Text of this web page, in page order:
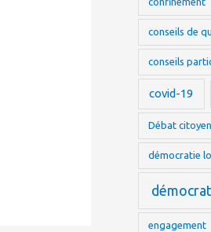
conseils de
conseils
covid-19
Débat citoyen
démocratie
engagement